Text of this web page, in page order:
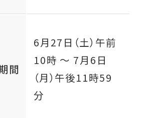
間
6月27日（土） 午前
10時 〜 7月6日
（月） 午後11時59
分